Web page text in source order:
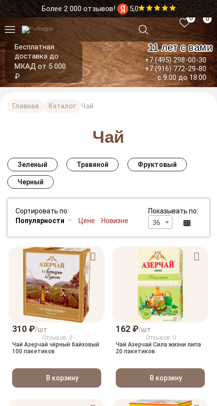
Более 2 000 отзывов! 5,0
Бесплатная
доставка до
МКАД от 5 000
₽
11 лет с вами
+7 (495) 298-00-30
+7 (916) 772-29-80
с 9:00 до 18:00
0 0
Главная Каталог Чай
Чай
Зеленый Травяной Фруктовый
Черный
Сортировать по:
Популярности
Цене Новизне
Показывать по:
36
310 ₽/шт
Отзывов: 0
Чай Азерчай чёрный байховый
100 пакетиков
В корзину
162 ₽/шт
Отзывов: 0
Чай Азерчай Сила жизни липа
20 пакетиков
В корзину